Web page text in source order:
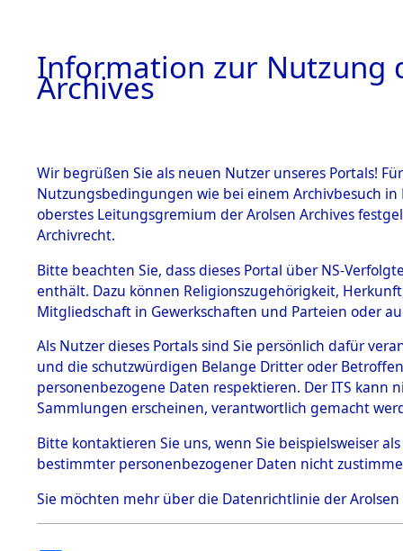
BESTÄNDE
1.
mente
5. Verschiedenes
5.3
Todesmärsche
5.3.1 Alliierte
Erhebungen
zu
Todesmärsch
en
5.3.2
von
Toter aus
Ort ihrer
0002
Information zur Nutzung
Archives
Wir begrüßen Sie als neuen Nutzer unseres Portals!
Nutzungsbedingungen wie bei einem Archivbesuch
oberstes Leitungsgremium der Arolsen Archives
Archivrecht.
Bitte beachten Sie, dass dieses Portal über NS-
enthält. Dazu können Religionszugehörigkeit,
Mitgliedschaft in Gewerkschaften und Parteien oder
Als Nutzer dieses Portals sind Sie persönlich dafür
und die schutzwürdigen Belange Dritter oder
personenbezogene Daten respektieren. Der ITS
Sammlungen erscheinen, verantwortlich gemacht
Bitte kontaktieren Sie uns, wenn Sie beispielsweiser
bestimmter personenbezogener Daten nicht
Sie möchten mehr über die Datenrichtlinie der Arolsen